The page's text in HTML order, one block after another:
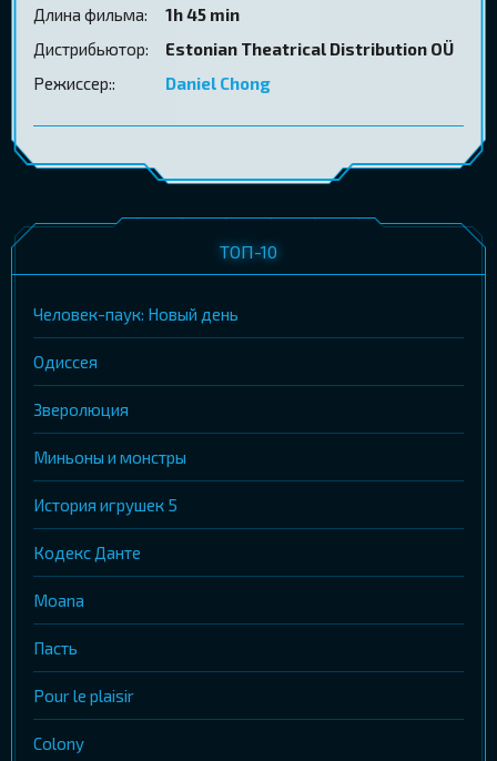
Длина фильма:
1h 45 min
Дистрибьютор:
Estonian Theatrical Distribution OÜ
Режиссер::
Daniel Chong
ТОП-10
Человек-паук: Новый день
Одиссея
Зверолюция
Миньоны и монстры
История игрушек 5
Кодекс Данте
Moana
Пасть
Pour le plaisir
Colony